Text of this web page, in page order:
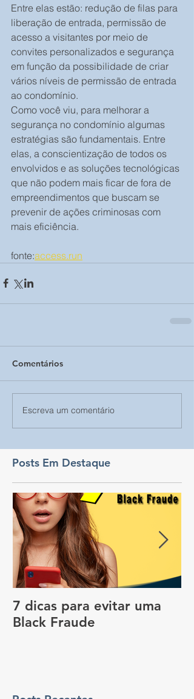
Entre elas estão: redução de filas para
liberação de entrada, permissão de
acesso a visitantes por meio de
convites personalizados e segurança
em função da possibilidade de criar
vários níveis de permissão de entrada
ao condomínio.
Como você viu, para melhorar a
segurança no condomínio algumas
estratégias são fundamentais. Entre
elas, a conscientização de todos os
envolvidos e as soluções tecnológicas
que não podem mais ficar de fora de
empreendimentos que buscam se
prevenir de ações criminosas com
mais eficiência.
fonte:access.run
Comentários
Escreva um comentário
Posts Em Destaque
7 dicas para evitar uma
Black Fraude